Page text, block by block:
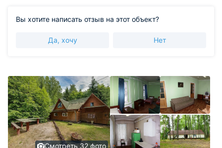
Вы хотите написать отзыв на этот объект?
Да, хочу Нет
Смотреть 32 фото